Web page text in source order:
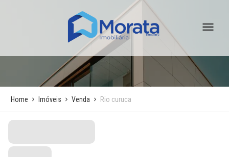
Home Imóveis Venda Rio curuca